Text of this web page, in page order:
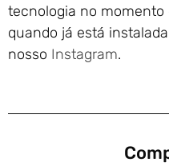
tecnologia no momento
quando já está
nosso Instagram.